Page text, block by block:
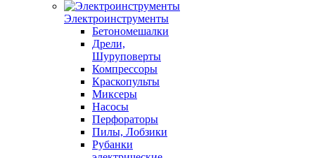
Электроинструменты
Бетономешалки
Дрели,
Шуруповерты
Компрессоры
Краскопульты
Миксеры
Насосы
Перфораторы
Пилы, Лобзики
Рубанки